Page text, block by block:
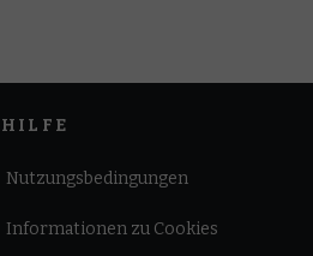
HILFE
Nutzungsbedingungen
Informationen zu Cookies